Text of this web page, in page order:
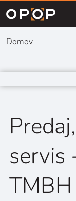
Skip to main content
Domov
servis
TMBH